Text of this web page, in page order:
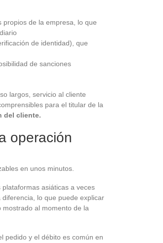
propios de la empresa, lo que
de identidad), que
de sanciones
largos, servicio al cliente
para el titular de la
del cliente.
operación
en unos minutos.
asiáticas a veces
lo que puede explicar
mostrado al momento de la
pedido y el débito es común en